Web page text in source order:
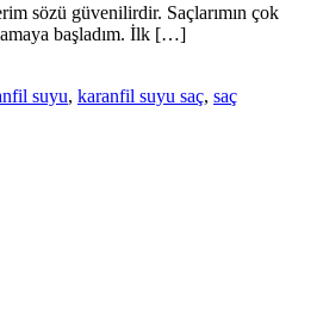
sözü güvenilirdir. Saçlarımın çok
başladım. İlk […]
suyu, karanfil suyu saç, saç